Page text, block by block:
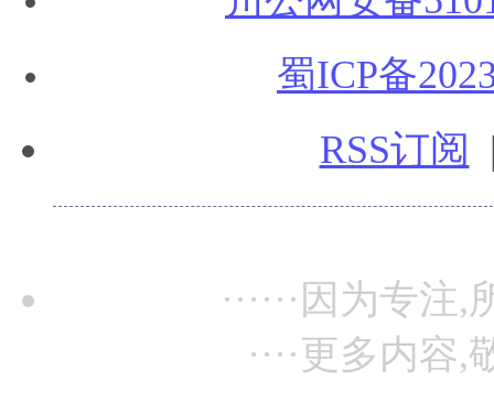
蜀ICP备
RSS订阅
······因为专注,
····更多内容,